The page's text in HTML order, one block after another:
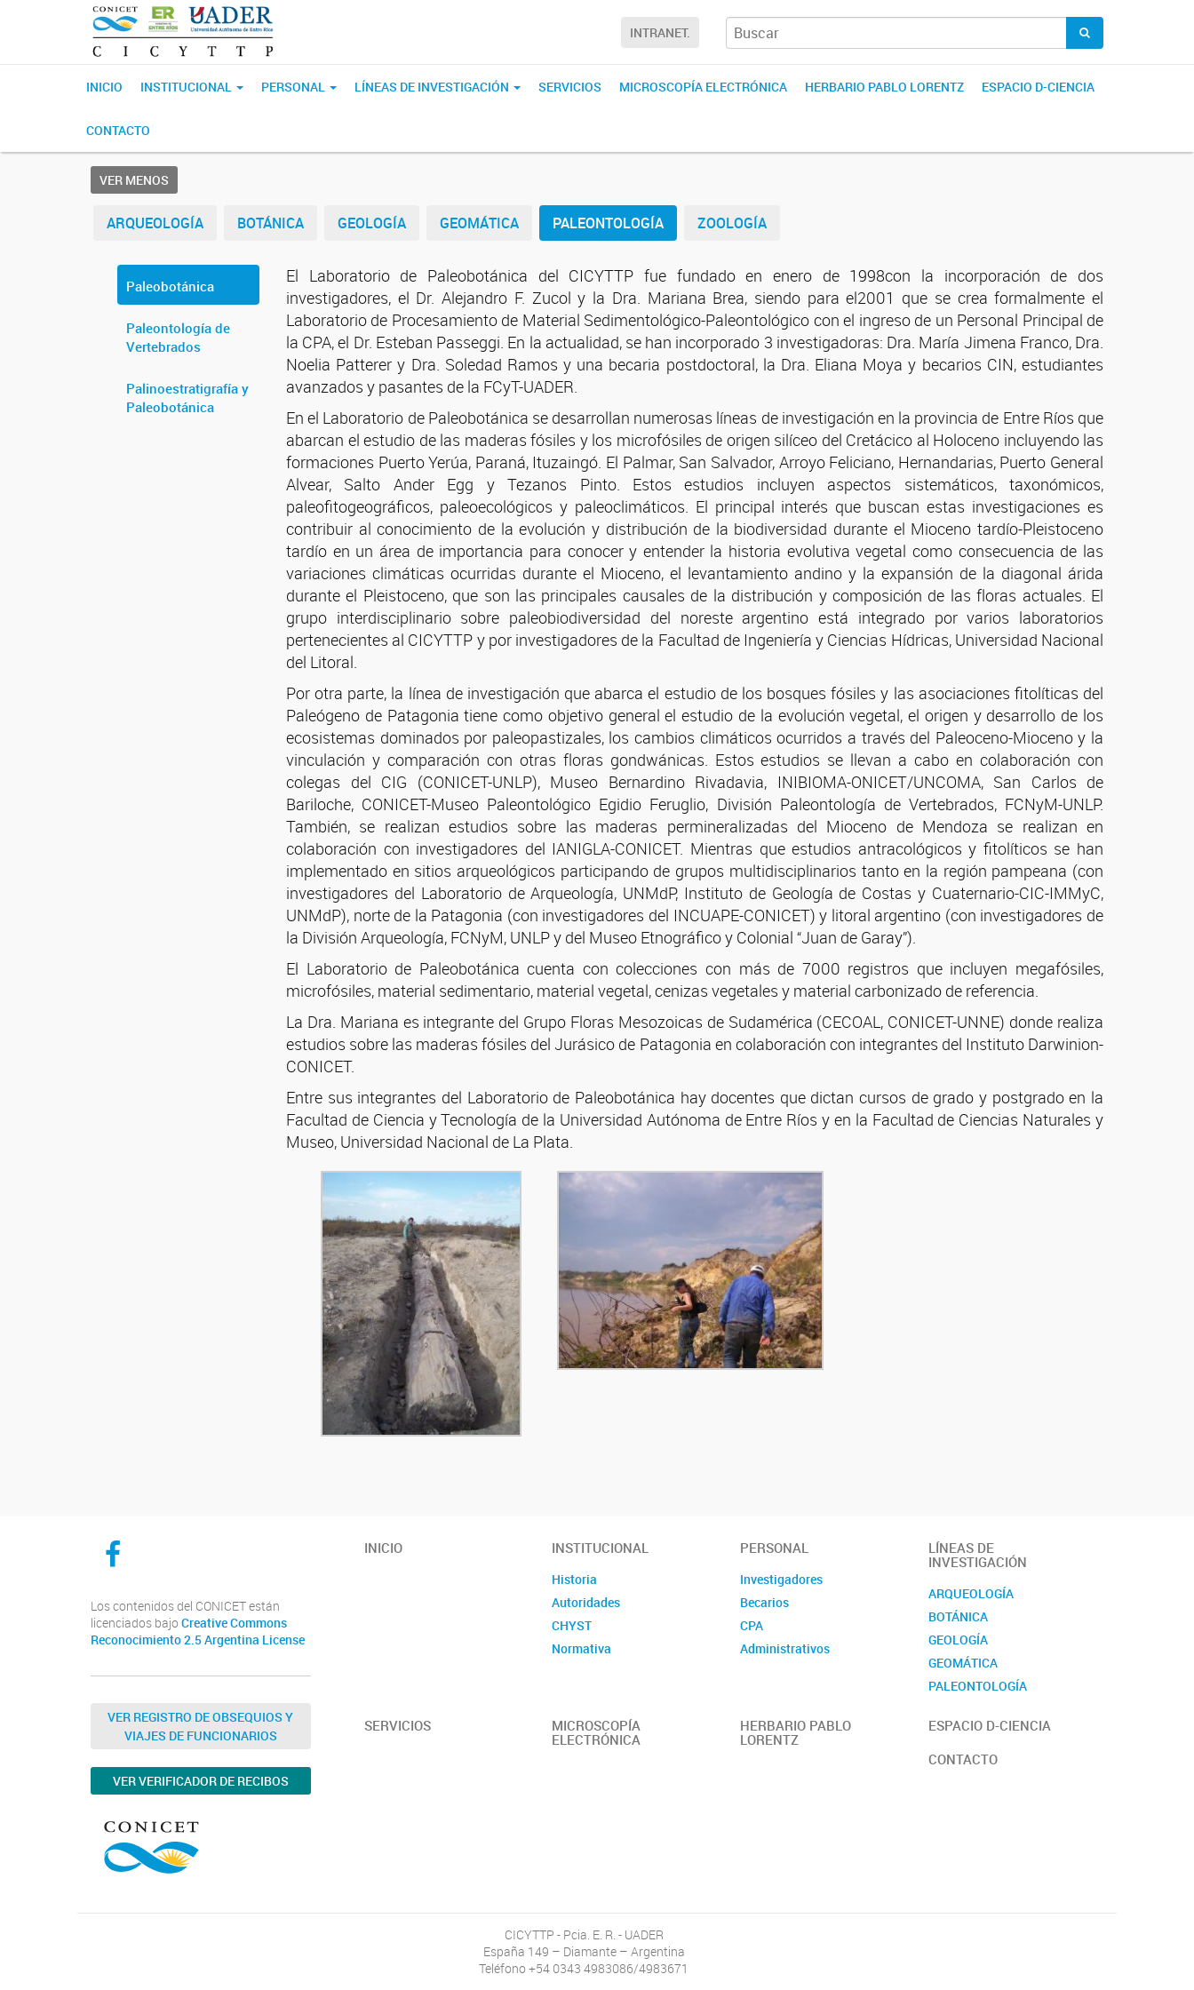
INTRANET.
INICIO INSTITUCIONAL PERSONAL LÍNEAS DE INVESTIGACIÓN SERVICIOS MICROSCOPÍA ELECTRÓNICA HERBARIO PABLO LORENTZ ESPACIO D-CIENCIA
CONTACTO
VER MENOS
ARQUEOLOGÍA BOTÁNICA GEOLOGÍA GEOMÁTICA PALEONTOLOGÍA ZOOLOGÍA
Paleobotánica
Paleontología de
Vertebrados
Palinoestratigrafía y
Paleobotánica
El Laboratorio de Paleobotánica del CICYTTP fue fundado en enero de 1998con la incorporación de dos
investigadores, el Dr. Alejandro F. Zucol y la Dra. Mariana Brea, siendo para el2001 que se crea formalmente el
Laboratorio de Procesamiento de Material Sedimentológico-Paleontológico con el ingreso de un Personal Principal de
la CPA, el Dr. Esteban Passeggi. En la actualidad, se han incorporado 3 investigadoras: Dra. María Jimena Franco, Dra.
Noelia Patterer y Dra. Soledad Ramos y una becaria postdoctoral, la Dra. Eliana Moya y becarios CIN, estudiantes
avanzados y pasantes de la FCyT-UADER.
En el Laboratorio de Paleobotánica se desarrollan numerosas líneas de investigación en la provincia de Entre Ríos que
abarcan el estudio de las maderas fósiles y los microfósiles de origen silíceo del Cretácico al Holoceno incluyendo las
formaciones Puerto Yerúa, Paraná, Ituzaingó. El Palmar, San Salvador, Arroyo Feliciano, Hernandarias, Puerto General
Alvear, Salto Ander Egg y Tezanos Pinto. Estos estudios incluyen aspectos sistemáticos, taxonómicos,
paleofitogeográficos, paleoecológicos y paleoclimáticos. El principal interés que buscan estas investigaciones es
contribuir al conocimiento de la evolución y distribución de la biodiversidad durante el Mioceno tardío-Pleistoceno
tardío en un área de importancia para conocer y entender la historia evolutiva vegetal como consecuencia de las
variaciones climáticas ocurridas durante el Mioceno, el levantamiento andino y la expansión de la diagonal árida
durante el Pleistoceno, que son las principales causales de la distribución y composición de las floras actuales. El
grupo interdisciplinario sobre paleobiodiversidad del noreste argentino está integrado por varios laboratorios
pertenecientes al CICYTTP y por investigadores de la Facultad de Ingeniería y Ciencias Hídricas, Universidad Nacional
del Litoral.
Por otra parte, la línea de investigación que abarca el estudio de los bosques fósiles y las asociaciones fitolíticas del
Paleógeno de Patagonia tiene como objetivo general el estudio de la evolución vegetal, el origen y desarrollo de los
ecosistemas dominados por paleopastizales, los cambios climáticos ocurridos a través del Paleoceno-Mioceno y la
vinculación y comparación con otras floras gondwánicas. Estos estudios se llevan a cabo en colaboración con
colegas del CIG (CONICET-UNLP), Museo Bernardino Rivadavia, INIBIOMA-ONICET/UNCOMA, San Carlos de
Bariloche, CONICET-Museo Paleontológico Egidio Feruglio, División Paleontología de Vertebrados, FCNyM-UNLP.
También, se realizan estudios sobre las maderas permineralizadas del Mioceno de Mendoza se realizan en
colaboración con investigadores del IANIGLA-CONICET. Mientras que estudios antracológicos y fitolíticos se han
implementado en sitios arqueológicos participando de grupos multidisciplinarios tanto en la región pampeana (con
investigadores del Laboratorio de Arqueología, UNMdP, Instituto de Geología de Costas y Cuaternario-CIC-IMMyC,
UNMdP), norte de la Patagonia (con investigadores del INCUAPE-CONICET) y litoral argentino (con investigadores de
la División Arqueología, FCNyM, UNLP y del Museo Etnográfico y Colonial “Juan de Garay”).
El Laboratorio de Paleobotánica cuenta con colecciones con más de 7000 registros que incluyen megafósiles,
microfósiles, material sedimentario, material vegetal, cenizas vegetales y material carbonizado de referencia.
La Dra. Mariana es integrante del Grupo Floras Mesozoicas de Sudamérica (CECOAL, CONICET-UNNE) donde realiza
estudios sobre las maderas fósiles del Jurásico de Patagonia en colaboración con integrantes del Instituto Darwinion-
CONICET.
Entre sus integrantes del Laboratorio de Paleobotánica hay docentes que dictan cursos de grado y postgrado en la
Facultad de Ciencia y Tecnología de la Universidad Autónoma de Entre Ríos y en la Facultad de Ciencias Naturales y
Museo, Universidad Nacional de La Plata.
CICYTTP en Facebook
Los contenidos del CONICET están
licenciados bajo Creative Commons
Reconocimiento 2.5 Argentina License
VER REGISTRO DE OBSEQUIOS Y
VIAJES DE FUNCIONARIOS
VER VERIFICADOR DE RECIBOS
INICIO INSTITUCIONAL
Historia
Autoridades
CHYST
Normativa
PERSONAL
Investigadores
Becarios
CPA
Administrativos
LÍNEAS DE
INVESTIGACIÓN
ARQUEOLOGÍA
BOTÁNICA
GEOLOGÍA
GEOMÁTICA
PALEONTOLOGÍA
SERVICIOS
MICROSCOPÍA
ELECTRÓNICA
HERBARIO PABLO
LORENTZ
ESPACIO D-CIENCIA
CONTACTO
CICYTTP - Pcia. E. R. - UADER
España 149 – Diamante – Argentina
Teléfono +54 0343 4983086/4983671